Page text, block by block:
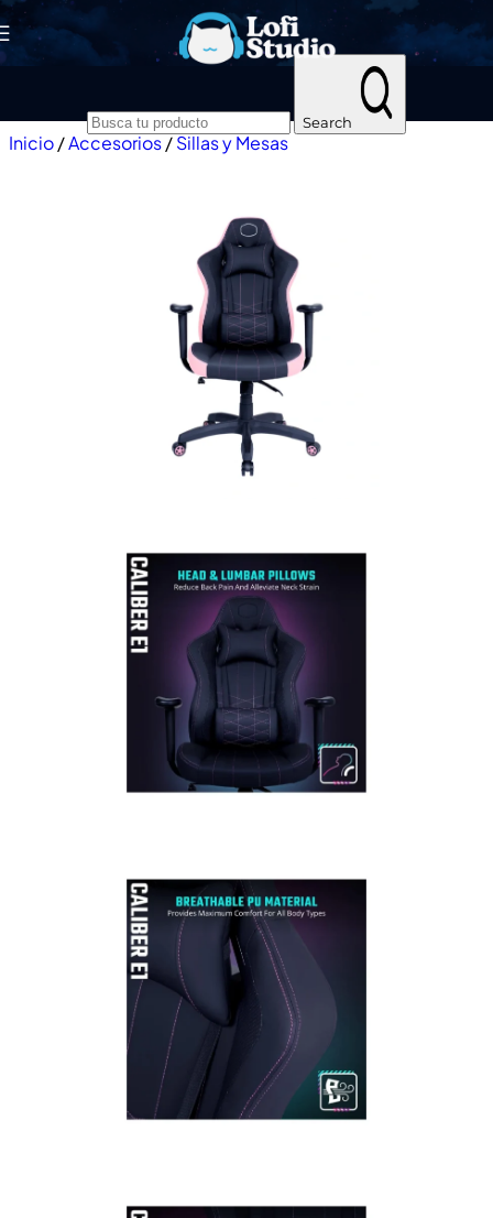
Skip to navigation Skip to main content
Search
Inicio/Accesorios/Sillas y Mesas